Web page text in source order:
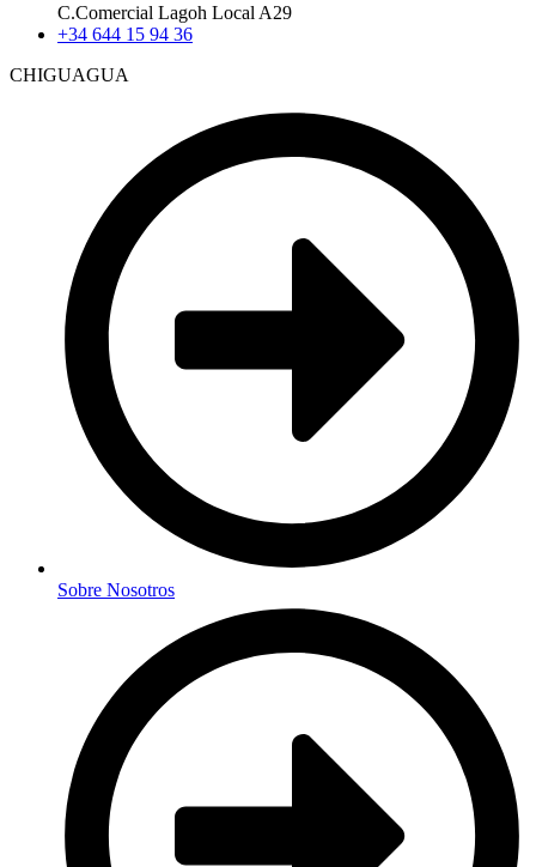
C.Comercial Lagoh Local A29
+34 644 15 94 36
CHIGUAGUA
Sobre Nosotros